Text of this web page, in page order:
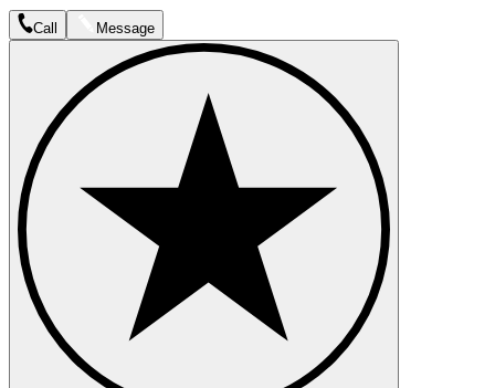
Call Message